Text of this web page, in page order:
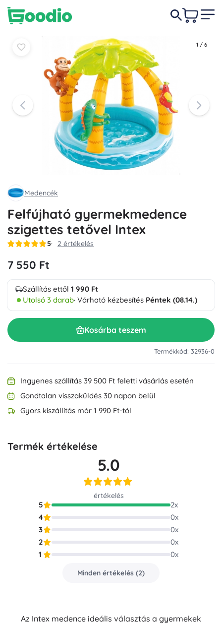
1 / 6
Medencék
Felfújható gyermekmedence
szigettes tetővel Intex
5 2 értékelés
7 550 Ft
Szállítás ettől 1 990 Ft
Utolsó 3 darab· Várható kézbesítés Péntek (08.14.)
Kosárba teszem
Termékkód: 32936-0
Ingyenes szállítás 39 500 Ft feletti vásárlás esetén
Gondtalan visszaküldés 30 napon belül
Gyors kiszállítás már 1 990 Ft-tól
Termék értékelése
5.0
értékelés
5 2x
4
0x
3
0x
2
0x
1
0x
Minden értékelés (2)
Az Intex medence ideális választás a gyermekek
7 550 Ft Kosárba